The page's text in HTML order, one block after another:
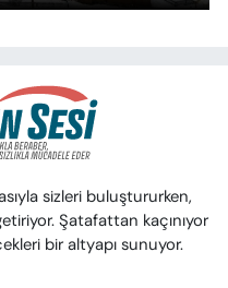
sizleri buluştururken,
Şatafattan kaçınıyor
bir altyapı sunuyor.